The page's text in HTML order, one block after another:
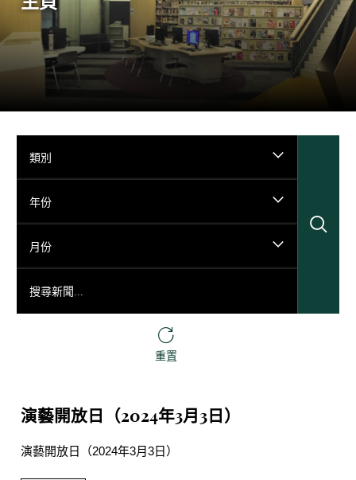
類別
年份
月份
重置
演藝開放日（2024年3月3日）
演藝開放日（2024年3月3日）